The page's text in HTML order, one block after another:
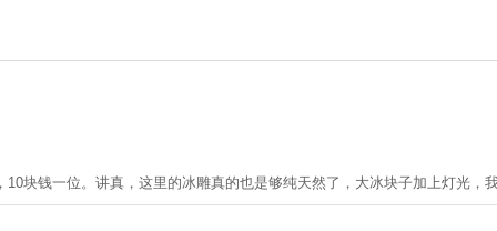
块钱一位。讲真，这里的冰雕真的也是够纯天然了，大冰块子加上灯光，